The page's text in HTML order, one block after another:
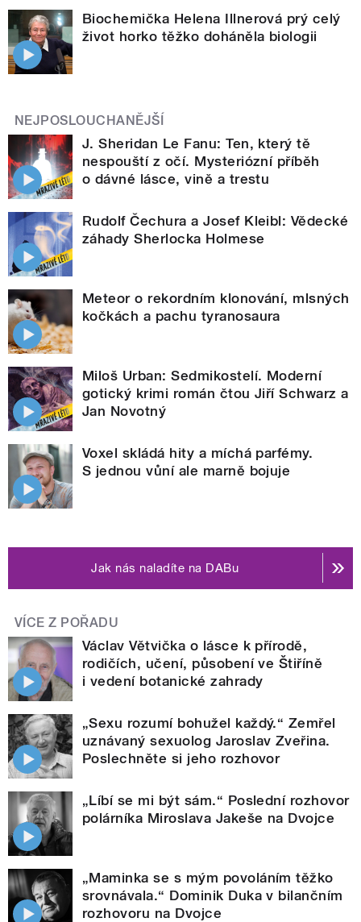
Biochemička Helena Illnerová prý celý
život horko těžko doháněla biologii
NEJPOSLOUCHANĚJŠÍ
J. Sheridan Le Fanu: Ten, který tě
nespouští z očí. Mysteriózní příběh
o dávné lásce, vině a trestu
Rudolf Čechura a Josef Kleibl: Vědecké
záhady Sherlocka Holmese
Meteor o rekordním klonování, mlsných
kočkách a pachu tyranosaura
Miloš Urban: Sedmikostelí. Moderní
gotický krimi román čtou Jiří Schwarz a
Jan Novotný
Voxel skládá hity a míchá parfémy.
S jednou vůní ale marně bojuje
Jak nás naladíte na DABu
VÍCE Z POŘADU
Václav Větvička o lásce k přírodě,
rodičích, učení, působení ve Štiříně
i vedení botanické zahrady
„Sexu rozumí bohužel každý.“ Zemřel
uznávaný sexuolog Jaroslav Zveřina.
Poslechněte si jeho rozhovor
„Líbí se mi být sám.“ Poslední rozhovor
polárníka Miroslava Jakeše na Dvojce
„Maminka se s mým povoláním těžko
srovnávala.“ Dominik Duka v bilančním
rozhovoru na Dvojce